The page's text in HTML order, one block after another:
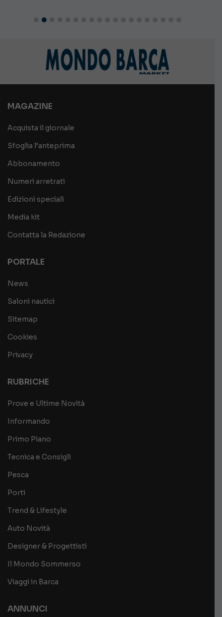
MAGAZINE
Acquista il giornale
Sfoglia l’anteprima
Abbonamento
Numeri arretrati
Edizioni speciali
Media kit
Contatta la Redazione
PORTALE
News
Saloni nautici
Sitemap
Cookies
Privacy
RUBRICHE
Prove e Ultime Novità
Informando
Primo Piano
Tecnica e Consigli
Pesca
Porti
Trend & Lifestyle
Auto Novità
Designer & Progettisti
Il Mondo Sommerso
Viaggi in Barca
ANNUNCI